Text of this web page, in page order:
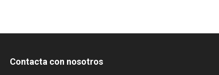
Contacta con nosotros